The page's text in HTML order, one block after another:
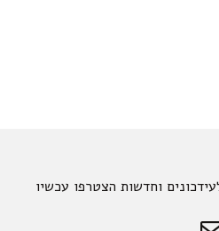
וחדשות הצטרפו עכשיו